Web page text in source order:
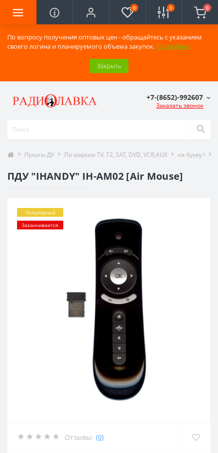
По вопросу получения оптовых цен - обращайтесь с указанием
своего логина и планируемого объема закупок. Подробнее
Закрыть
0 0 0
+7-(8652)-992607
Заказать звонок
Пульты ДУ По маркам TV, T2, SAT, DVD, VCR,AUX на букву I
ПДУ "IHANDY" IH-AM02 [Air Mouse]
Популярный
Заканчивается
Отзывы: (0)